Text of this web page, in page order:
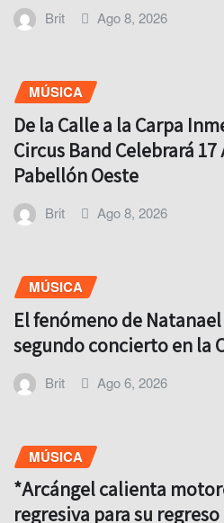
Brit Ago 8, 2026
MÚSICA
De la Calle a la Carpa
Circus Band Celebrará
Pabellón Oeste
Brit Ago 8, 2026
MÚSICA
El fenómeno de
segundo concierto en la
Brit Ago 6, 2026
MÚSICA
*Arcángel calienta
regresiva para su regreso